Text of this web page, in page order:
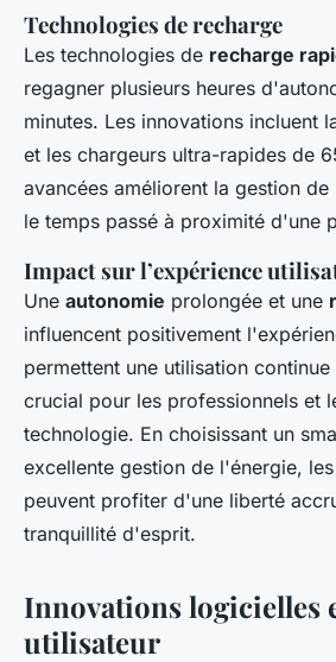
Technologies de recharge
Les technologies de recharge
regagner plusieurs heures
minutes. Les innovations incluent
et les chargeurs ultra-rapides de
avancées améliorent la gestion
le temps passé à proximité d'une
Impact sur l’expérience
Une autonomie prolongée et une
influencent positivement
permettent une utilisation
crucial pour les professionnels et
technologie. En choisissant un
excellente gestion de l'énergie,
peuvent profiter d'une liberté
tranquillité d'esprit.
Innovations logicielles
utilisateur